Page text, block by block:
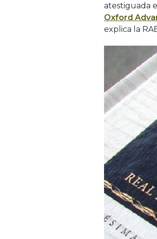
atestiguada
Oxford
explica la